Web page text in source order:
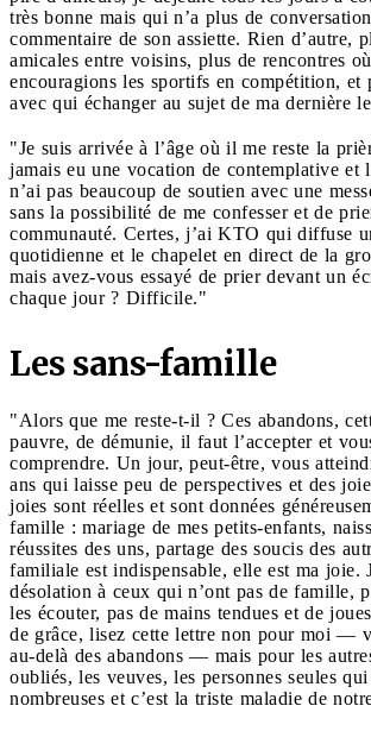
très bonne mais qui n’a plus de
commentaire de son assiette. Rien d’autre,
amicales entre voisins, plus de rencontres
encouragions les sportifs en compétition, et
avec qui échanger au sujet de ma dernière
"Je suis arrivée à l’âge où il me reste la
jamais eu une vocation de contemplative et
n’ai pas beaucoup de soutien avec une
sans la possibilité de me confesser et de
communauté. Certes, j’ai KTO qui diffuse
quotidienne et le chapelet en direct de la
mais avez-vous essayé de prier devant un
chaque jour ? Difficile."
Les sans-famille
"Alors que me reste-t-il ? Ces abandons,
pauvre, de démunie, il faut l’accepter et
comprendre. Un jour, peut-être, vous
ans qui laisse peu de perspectives et des
joies sont réelles et sont données
famille : mariage de mes petits-enfants,
réussites des uns, partage des soucis des
familiale est indispensable, elle est ma joie.
désolation à ceux qui n’ont pas de famille,
les écouter, pas de mains tendues et de
de grâce, lisez cette lettre non pour moi —
au-delà des abandons — mais pour les
oubliés, les veuves, les personnes seules
nombreuses et c’est la triste maladie de